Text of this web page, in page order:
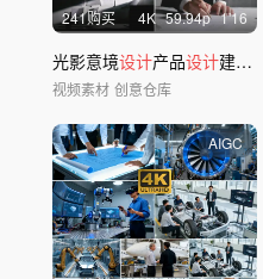
241购买 4K 59.94p 1'16
光影意境设计产品设计建筑
视频素材 创意仓库
AIGC